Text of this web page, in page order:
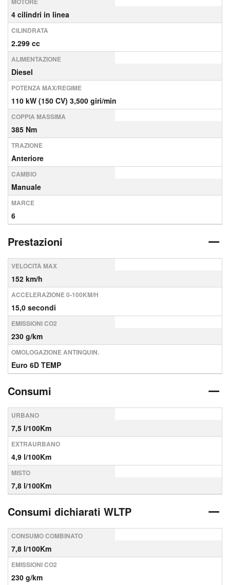
4 cilindri in linea
CILINDRATA
2.299 cc
ALIMENTAZIONE
Diesel
POTENZA MAX/REGIME
110 kW (150 CV) 3,500 giri/min
COPPIA MASSIMA
385 Nm
TRAZIONE
Anteriore
CAMBIO
Manuale
MARCE
6
Prestazioni
VELOCITÀ MAX
152 km/h
ACCELERAZIONE 0-100KM/H
15,0 secondi
EMISSIONI CO2
230 g/km
OMOLOGAZIONE ANTINQUIN.
Euro 6D TEMP
Consumi
URBANO
7,5 l/100Km
EXTRAURBANO
4,9 l/100Km
MISTO
7,8 l/100Km
Consumi dichiarati WLTP
CONSUMO COMBINATO
7,8 l/100Km
EMISSIONI CO2
230 g/km